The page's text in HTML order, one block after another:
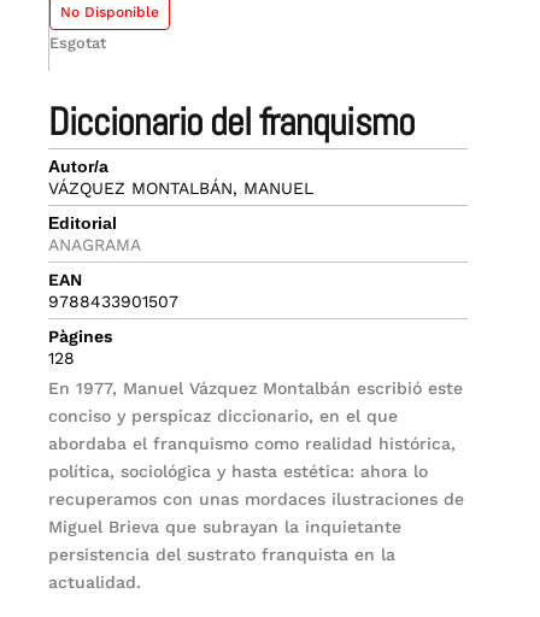
diccionario del franquismo
Autor/a
VÁZQUEZ MONTALBÁN, MANUEL
Editorial
ANAGRAMA
EAN
9788433901507
Pàgines
128
En 1977, Manuel Vázquez Montalbán escribió este
conciso y perspicaz diccionario, en el que
abordaba el franquismo como realidad histórica,
política, sociológica y hasta estética: ahora lo
recuperamos con unas mordaces ilustraciones de
Miguel Brieva que subrayan la inquietante
persistencia del sustrato franquista en la
actualidad.
No Disponible
Esgotat